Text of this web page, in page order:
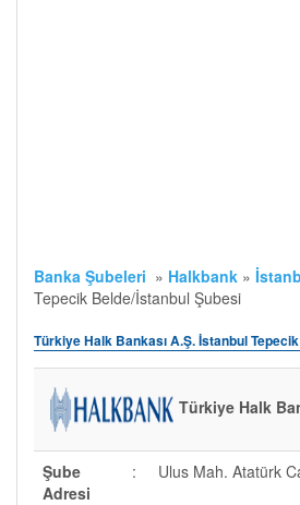
Banka Şubeleri » Halkbank »
Tepecik Belde/İstanbul Şubesi
Türkiye Halk Bankası A.Ş. İstanbul
Türkiye Halk
Şube
Adresi
: Ulus Mah. Atatürk